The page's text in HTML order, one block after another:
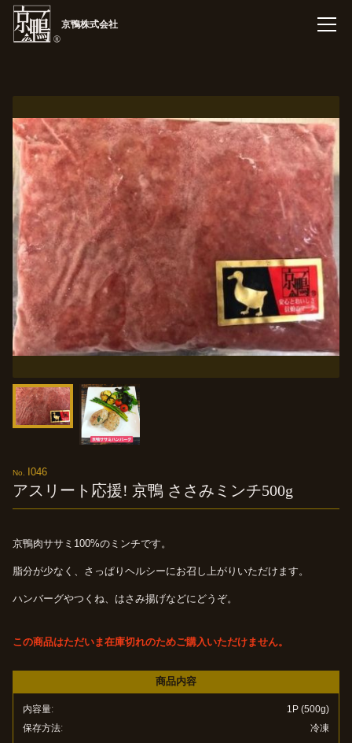
京鴨株式会社
I046
アスリート応援! 京鴨 ささみミンチ500g
京鴨肉ササミ100%のミンチです。
脂分が少なく、さっぱりヘルシーにお召し上がりいただけます。
ハンバーグやつくね、はさみ揚げなどにどうぞ。
この商品はただいま在庫切れのためご購入いただけません。
商品内容
内容量
1P (500g)
保存方法
冷凍